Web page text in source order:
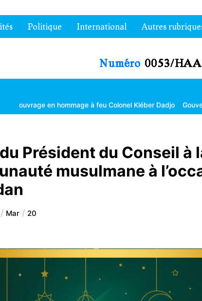
Politique International Autres
hommage à feu Colonel Kléber Dadjo Gouverneurs et
Président du Conseil à
musulmane à
Mar 20